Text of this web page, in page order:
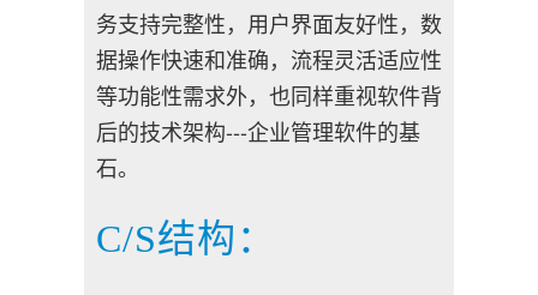
务支持完整性，用户界面友好性，数
据操作快速和准确，流程灵活适应性
等功能性需求外，也同样重视软件背
后的技术架构---企业管理软件的基
石。
C/S结构：